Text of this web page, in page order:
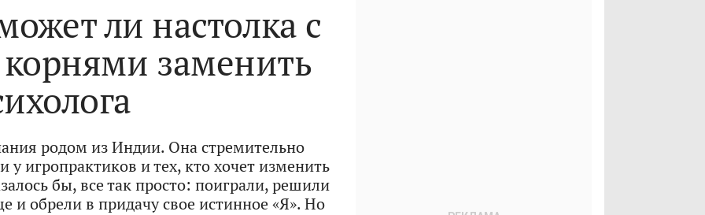
ли настолка с
заменить
родом из Индии. Она стремительно
у игропрактиков и тех, кто хочет изменить
бы, все так просто: поиграли, решили
и обрели в придачу свое истинное «Я». Но